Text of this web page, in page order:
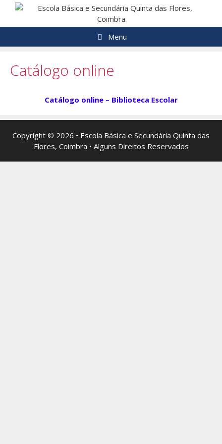
Saltar
o
Menu
Catálogo online
Catálogo online – Biblioteca Escolar
Copyright © 2026 • Escola Básica e Secundária Quinta das
Flores, Coimbra • Alguns Direitos Reservados